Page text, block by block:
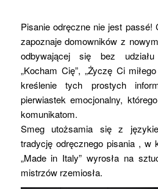
Pisanie odręczne nie jest passé!
zapoznaje domowników z
odbywającej się bez
„Kocham Cię”, „Życzę Ci
kreślenie tych prostych
pierwiastek emocjonalny,
komunikatom.
Smeg utożsamia się z
tradycję odręcznego pisania , w
„Made in Italy” wyrosła na
mistrzów rzemiosła.